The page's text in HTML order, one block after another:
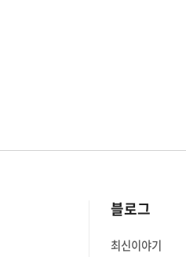
블로그
최신이야기